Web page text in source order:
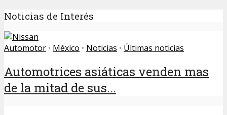
Noticias de Interés
Automotor • México • Noticias • Últimas noticias
Automotrices asiáticas venden mas
de la mitad de sus...